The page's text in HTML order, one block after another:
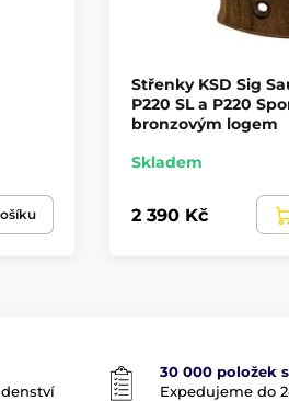
Střenky KSD Sig
P220 SL a P220
bronzovým logem
Skladem
2 390 Kč
30 000 položek
Expedujeme do